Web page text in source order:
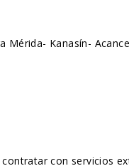
Mérida- Kanasín-
con servicios